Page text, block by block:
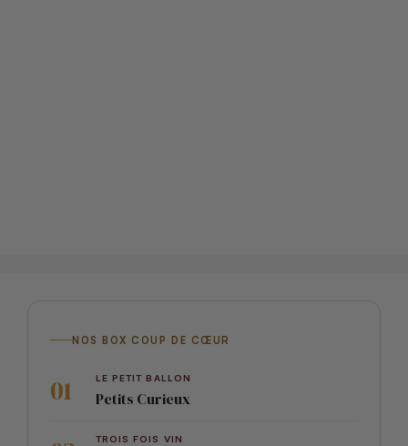
NOS BOX COUP DE CŒUR
LE PETIT BALLON
Petits Curieux
TROIS FOIS VIN